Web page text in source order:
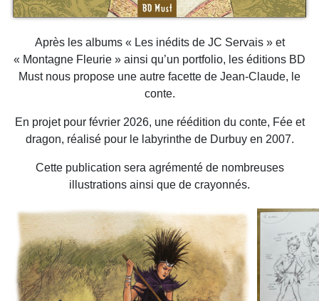
Après les albums « Les inédits de JC Servais » et
« Montagne Fleurie » ainsi qu’un portfolio, les éditions BD
Must nous propose une autre facette de Jean-Claude, le
conte.
En projet pour février 2026, une réédition du conte, Fée et
dragon, réalisé pour le labyrinthe de Durbuy en 2007.
Cette publication sera agrémenté de nombreuses
illustrations ainsi que de crayonnés.